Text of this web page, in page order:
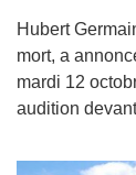
Hubert
mort, a
mardi 12
audition